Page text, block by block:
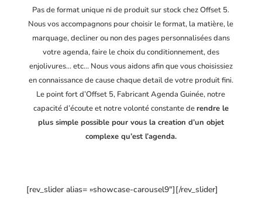
Pas de format unique ni de produit sur stock chez Offset 5.
Nous vos accompagnons pour choisir le format, la matière, le
marquage, decliner ou non des pages personnalisées dans
votre agenda, faire le choix du conditionnement, des
enjolivures… etc… Nous vous aidons afin que vous choisissiez
en connaissance de cause chaque detail de votre produit fini.
Le point fort d’Offset 5, Fabricant Agenda Guinée, notre
capacité d’écoute et notre volonté constante derendre le
plus simple possible pour vous la creation d’un objet
complexe qu’est l’agenda.
[rev_slider alias= »showcase-carousel9″][/rev_slider]